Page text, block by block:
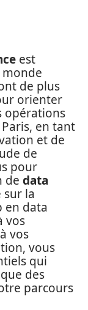
est
de plus
orienter
opérations
en tant
et de
de
pour
de data
sur la
en data
vos
vos
vous
qui
des
parcours